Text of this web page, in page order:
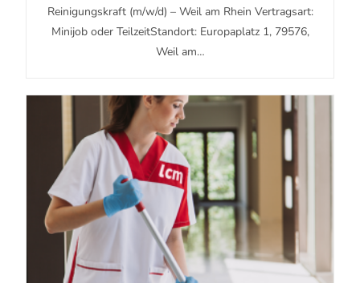
Reinigungskraft (m/w/d) – Weil am Rhein Vertragsart:
Minijob oder TeilzeitStandort: Europaplatz 1, 79576,
Weil am…